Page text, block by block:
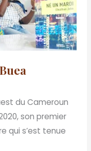
du Cameroun
son premier
qui s’est tenue